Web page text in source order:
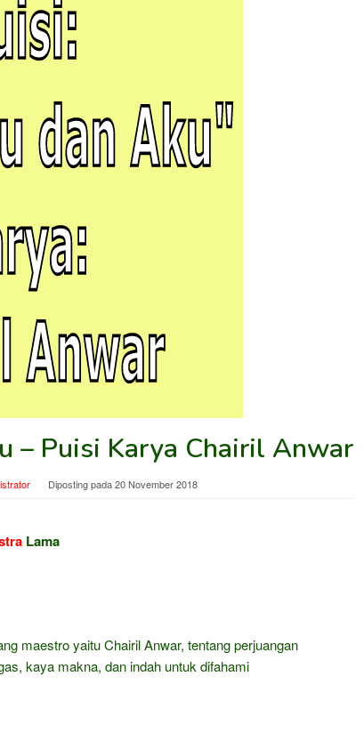
– Puisi Karya Chairil Anwar
Diposting pada20 November 2018
Lama
maestro yaitu Chairil Anwar, tentang perjuangan
kaya makna, dan indah untuk difahami